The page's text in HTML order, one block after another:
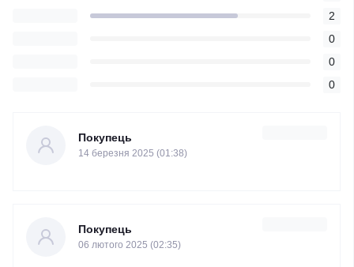
2
0
0
0
Покупець
14 березня 2025 (01:38)
Покупець
06 лютого 2025 (02:35)